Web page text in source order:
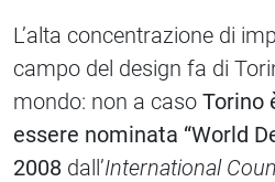
L’alta concentrazione di
campo del design fa di
mondo: non a caso Torino
essere nominata “World
2008 dall’International